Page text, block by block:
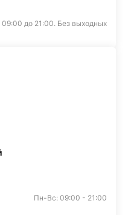
до 21:00. Без выходных
Пн-Вс: 09:00 - 21:00